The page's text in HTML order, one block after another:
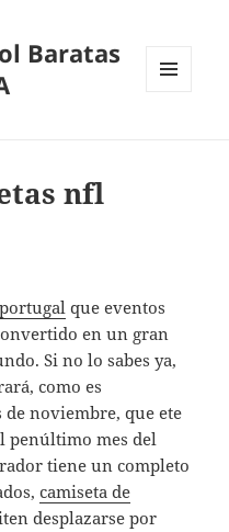
Baratas
nfl
que eventos
en un gran
Si no lo sabes ya,
como es
noviembre, que ete
penúltimo mes del
tiene un completo
camiseta de
desplazarse por